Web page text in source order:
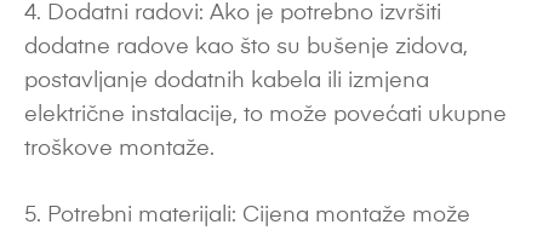
4. Dodatni radovi: Ako je potrebno izvršiti
dodatne radove kao što su bušenje zidova,
postavljanje dodatnih kabela ili izmjena
električne instalacije, to može povećati ukupne
troškove montaže.
5. Potrebni materijali: Cijena montaže može